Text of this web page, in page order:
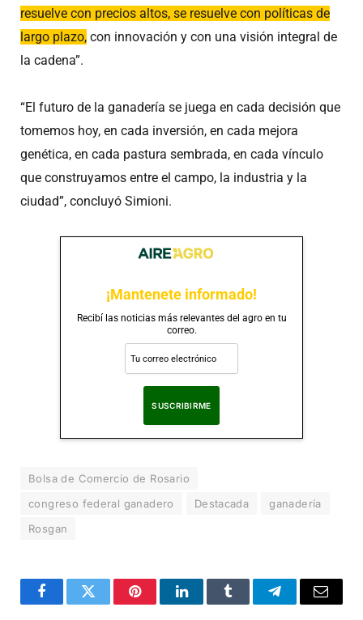
resuelve con precios altos, se resuelve con políticas de
largo plazo, con innovación y con una visión integral de
la cadena”.
“El futuro de la ganadería se juega en cada decisión que
tomemos hoy, en cada inversión, en cada mejora
genética, en cada pastura sembrada, en cada vínculo
que construyamos entre el campo, la industria y la
ciudad”, concluyó Simioni.
¡Mantenete informado!
Recibí las noticias más relevantes del agro en tu
correo.
Bolsa de Comercio de Rosario
congreso federal ganadero
Destacada
ganadería
Rosgan
FacebookTwitter PinterestLinkedInTumblr TelegramCorreo